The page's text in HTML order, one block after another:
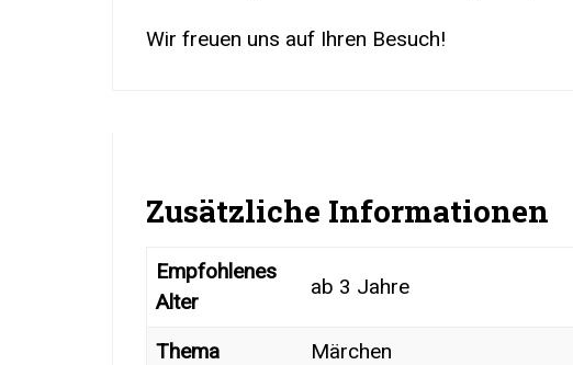
Wir freuen uns auf Ihren Besuch!
Zusätzliche Informationen
Empfohlenes
Alter
ab 3 Jahre
Thema Märchen